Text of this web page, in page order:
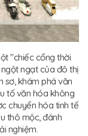
"chiếc cổng thời
ngạt của đô thị
sơ, khám phá văn
tố văn hóa không
chuyển hóa tinh tế
thô mộc, đánh
nghiệm.